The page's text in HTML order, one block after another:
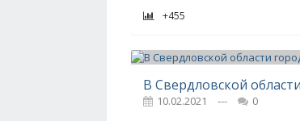
+455
В Свердловской
10.02.2021 ---
0